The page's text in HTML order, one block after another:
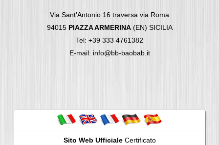
Via Sant'Antonio 16 traversa via Roma
94015 PIAZZA ARMERINA(EN) SICILIA
Tel: +39 333 4761382
E-mail: info@bb-baobab.it
Sito Web UfficialeCertificato